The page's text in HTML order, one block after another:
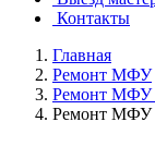
Контакты
Главная
Ремонт МФУ
Ремонт МФУ
Ремонт МФУ